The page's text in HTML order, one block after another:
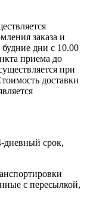
заказа и
будние дни с 10.00
приема до
при
доставки
дневный срок,
с пересылкой,